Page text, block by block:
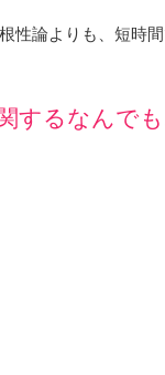
性論よりも、短時
するなんで